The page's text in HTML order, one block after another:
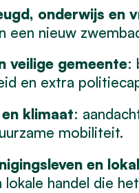
onderwijs en
een nieuw
veilige gemeente:
en extra
klimaat:
mobiliteit.
en
lokale handel die